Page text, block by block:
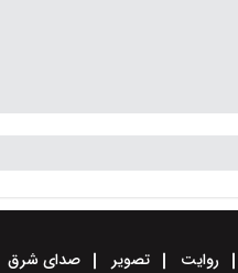
روایت تصویر صدای شرق